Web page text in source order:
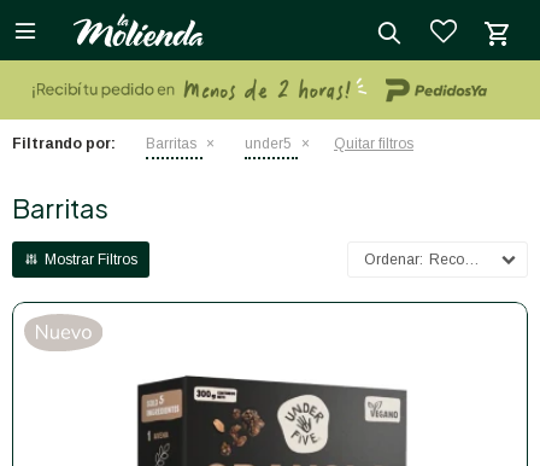

Filtrando por: Barritas under5 Quitar filtros
Barritas
Recomendados